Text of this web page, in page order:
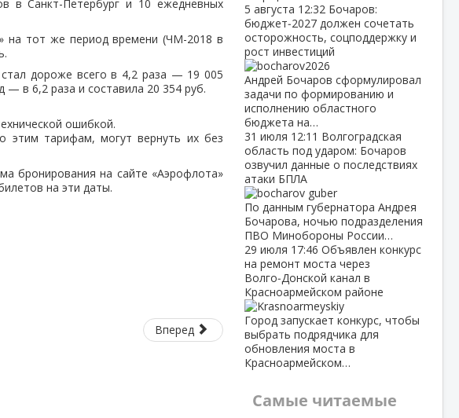
в Санкт-Петербург и 10 ежедневных
на тот же период времени (ЧМ-2018 в
дороже всего в 4,2 раза — 19 005
— в 6,2 раза и составила 20 354 руб.
ошибкой.
этим тарифам, могут вернуть их без
бронирования на сайте «Аэрофлота»
на эти даты.
Вперед
5 августа 12:32 Бочаров:
бюджет‑2027 должен сочетать
осторожность, соцподдержку и
рост инвестиций
Андрей Бочаров сформулировал
задачи по формированию и
исполнению областного
бюджета на…
31 июля 12:11 Волгоградская
область под ударом: Бочаров
озвучил данные о последствиях
атаки БПЛА
По данным губернатора Андрея
Бочарова, ночью подразделения
ПВО Минобороны России…
29 июля 17:46 Объявлен конкурс
на ремонт моста через
Волго‑Донской канал в
Красноармейском районе
Город запускает конкурс, чтобы
выбрать подрядчика для
обновления моста в
Красноармейском…
Самые читаемые